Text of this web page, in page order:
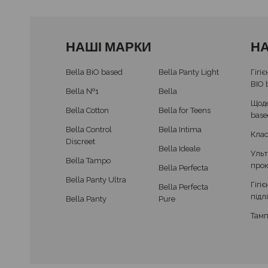
НАШІ МАРКИ
Bella BiO based
Bella №1
Bella Cotton
Bella Control
Discreet
Bella Tampo
Bella Panty Ultra
Bella Panty
Bella Panty Light
Bella
Bella for Teens
Bella Intima
Bella Ideale
Bella Perfecta
Bella Perfecta
Pure
BIO